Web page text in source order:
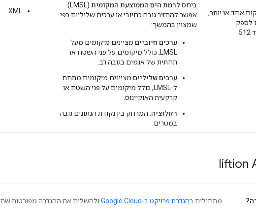
אחד או יותר,
לספק
קואורדינטות מקודדות. מעבירים עד 512
ביחסלרמת הים הממוצעת המקומית
(LMSL).
אפשר להחזיר גובה כחיובי או ערכים שליליים כפי
שמצוין בהמשך:
ערכים חיוביים מציינים מיקומים מעל
LMSL, כולל מיקומים על פני השטח או
תחתית של אגמים בגובה רב.
ערכים שליליים מציינים מיקומים מתחת
ל-LMSL, כולל מיקומים על פני השטח או
קרקעית האוקיינוס.
רזולוציה: המרחק בין נקודת הנתונים גובה
במטרים.
XML
מתחילים בהגדרת פרויקט ב-Google Cloud ולהשלים את ההגדרה מפורטות שם.